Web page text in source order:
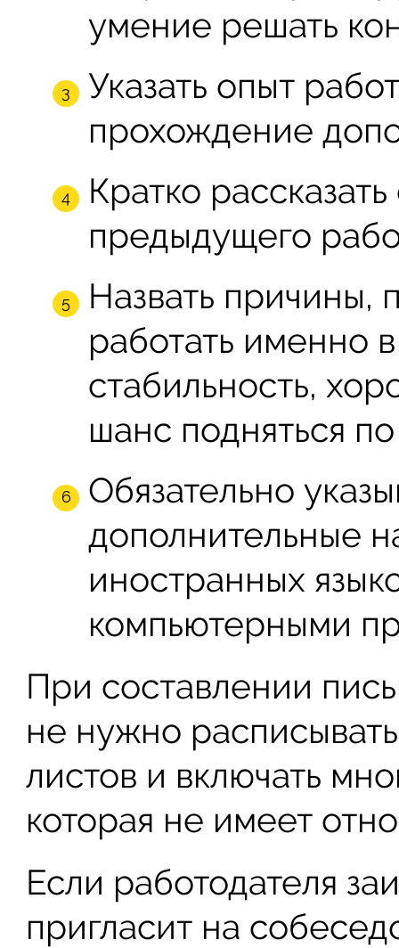
умение решать
Указать опыт
прохождение
Кратко
предыдущего
Назвать причины,
работать именно
стабильность,
шанс подняться
Обязательно
дополнительные
иностранных
компьютерными
При составлении
не нужно
листов и включать
которая не имеет
Если работодателя
пригласит на